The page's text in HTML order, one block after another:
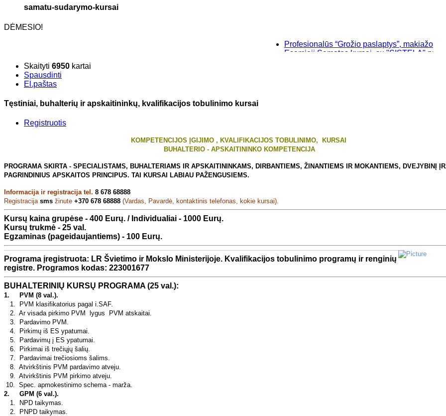
samatu-sudarymo-kursai
DĖMESIO!
Profesionalūs “Grožio paslaptys”, makiažo
Esamieji Sąmatos kursai, su "SISTELA" programa
Skaityti 6950 kartai
Spausdinti
El.paštas
Tęstiniai, buhalterių ir apskaitininkų, kvalifikacijos tobulinimo kursai
Registruotis
KOMPETENCIJOS ĮGIJIMO , KVALIFIKACIJOS TOBULINIMO, KURSAI
BUHALTERIO - APSKAITININKO KOMPETENCIJA
PROGRAMA SKIRTA - SPECIALISTAMS, BUHALTERIAMS IR APSKAITININKAMS, DIRBANTIEMS, ŽINANTIEMS IR MOKANTIEMS, DVEJYBINĮ
PAGRINDINIUS APSKAITOS PRINCIPUS. TAI KURSAI LABIAU PAŽENGUSIEMS.
Informacija ir registracija tel. 8 678 68888
Registracija sms žinute +370 678 68888 (Vardas, Pavardė, kontaktinis telefonas, kokie kursai).
Kursų kaina grupėse - 400 Eurų. / Individualiai - 1000 Eurų.
Kursų trukmė - 25 val.
Egzaminas (pageidaujantiems) - 100 Eurų.
Programa įregistruota: LR Švietimo ir Mokslo Ministerijoje. Kvalifikacijos tobulinimo programų ir renginių
registre. Programos kodas: 223001677
BUHALTERINIŲ KURSŲ PROGRAMA (25 val.):
1.
PVM (8 val.).
1.
PVM klasifikatorius pagal i.SAF.
2.
Ar visada pirkimo PVM lygus PVM atskaitai.
3.
Pardavimo PVM.
4.
Pirkimų iš ES ypatumai.
5.
Pardavimų į ES ypatumai.
6.
Pirkimai iš trečiųjų šalių.
7.
Pardavimai trečiosioms šalims.
8.
Atvirkštinis PVM pardavimo atveju.
9.
Atvirkštinis PVM pirkimo atveju.
10.
Spec. apmokestinimo schema - marža.
2.
GPM (6 val.).
1.
NPD taikymas.
2.
PNPD taikymas.